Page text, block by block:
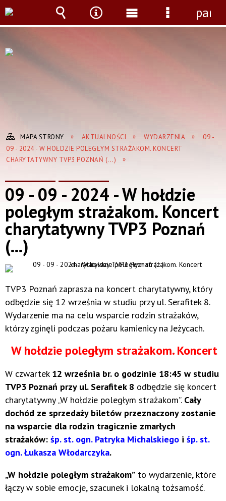
MAPA STRONY AKTUALNOŚCI WYDARZENIA
09 -
09 - 2024 - W HOŁDZIE POLEGŁYM STRAŻAKOM. KONCERT
CHARYTATYWNY TVP3 POZNAŃ (...)
09 - 09 - 2024 - W hołdzie
poległym strażakom. Koncert
charytatywny TVP3 Poznań
(...)
TVP3 Poznań zaprasza na koncert charytatywny, który
odbędzie się 12 września w studiu przy ul. Serafitek 8.
Wydarzenie ma na celu wsparcie rodzin strażaków,
którzy zginęli podczas pożaru kamienicy na Jeżycach.
W hołdzie poległym strażakom. Koncert
W czwartek 12 września br. o godzinie 18:45 w studiu
TVP3 Poznań przy ul. Serafitek 8 odbędzie się koncert
charytatywny „W hołdzie poległym strażakom”. Cały
dochód ze sprzedaży biletów przeznaczony zostanie
na wsparcie dla rodzin tragicznie zmarłych
strażaków: śp. st. ogn. Patryka Michalskiego i śp. st.
ogn. Łukasza Włodarczyka.
„W hołdzie poległym strażakom” to wydarzenie, które
łączy w sobie emocje, szacunek i lokalną tożsamość.
Wyszukiwarka
Narzędzia
Menu
główne
Menu
panel